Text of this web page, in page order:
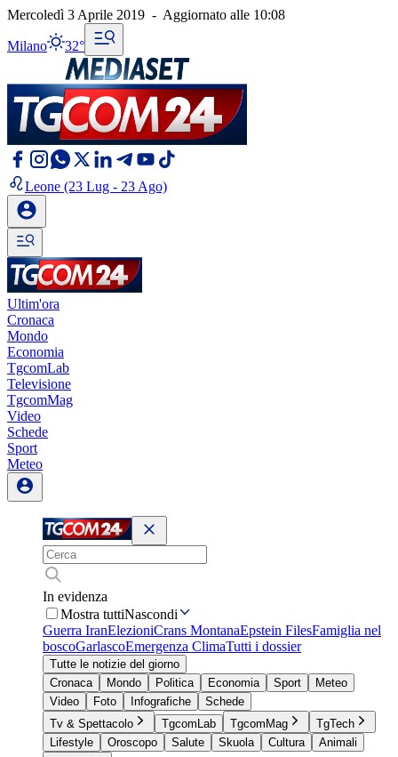
Mercoledì 3 Aprile 2019 - Aggiornato alle 10:08
Milano 32°
Leone (23 Lug - 23 Ago)
Ultim'ora
Cronaca
Mondo
Economia
TgcomLab
Televisione
TgcomMag
Video
Schede
Sport
Meteo
In evidenza
Mostra tuttiNascondi
Guerra IranElezioniCrans MontanaEpstein FilesFamiglia nel
boscoGarlascoEmergenza ClimaTutti i dossier
Tutte le notizie del giorno
Cronaca
Mondo Politica Economia Sport
Meteo
Video
Foto Infografiche
Schede
Tv & Spettacolo
TgcomLab TgcomMag
TgTech
Lifestyle
Oroscopo Salute Skuola Cultura
Animali